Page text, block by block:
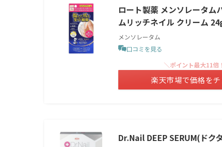
ロート製薬 メンソレータム
ムリッチネイル クリーム
メンソレータム
口コミを見る
＼ポイント最大11倍
楽天市場で価格を
Dr.Nail DEEP SERUM(ドク